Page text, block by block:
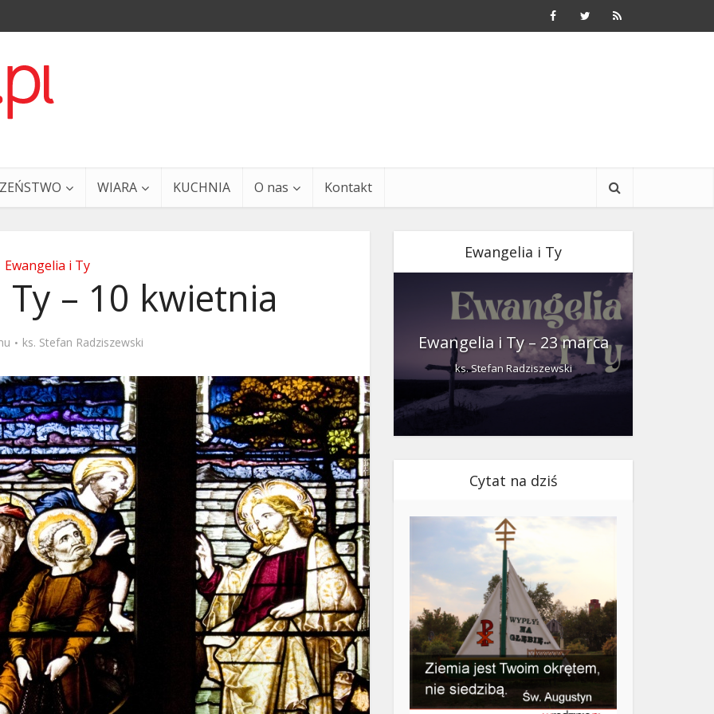
WIARA KUCHNIA O nas Kontakt
Ewangelia i Ty
– 10 kwietnia
ks. Stefan Radziszewski
Ewangelia i Ty
i Ty – 29 grudnia Ewangelia i Ty – 23 marca
ks. Stefan Radziszewski
Cytat na dziś